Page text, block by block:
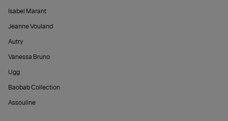
Isabel Marant
Jeanne Vouland
Autry
Vanessa Bruno
Ugg
Baobab Collection
Assouline